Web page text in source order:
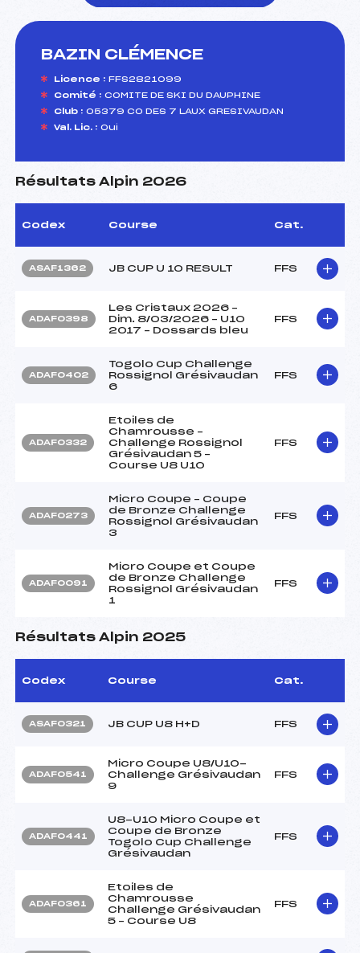
BAZIN CLÉMENCE
Licence : FFS2821099
Comité : COMITE DE SKI DU DAUPHINE
Club : 05379 CO DES 7 LAUX GRESIVAUDAN
Val. Lic. : Oui
Résultats Alpin 2026
Codex Course Cat.
ASAF1362 JB CUP U 10 RESULT FFS
ADAF0398
Les Cristaux 2026 –
Dim. 8/03/2026 – U10
2017 – Dossards bleu
FFS
ADAF0402
Togolo Cup Challenge
Rossignol Grésivaudan
6
FFS
ADAF0332
Etoiles de
Chamrousse –
Challenge Rossignol
Grésivaudan 5 –
Course U8 U10
FFS
ADAF0273
Micro Coupe – Coupe
de Bronze Challenge
Rossignol Grésivaudan
3
FFS
ADAF0091
Micro Coupe et Coupe
de Bronze Challenge
Rossignol Grésivaudan
1
FFS
Résultats Alpin 2025
Codex Course Cat.
ASAF0321 JB CUP U8 H+D FFS
ADAF0541
Micro Coupe U8/U10-
Challenge Grésivaudan
9
FFS
ADAF0441
U8-U10 Micro Coupe et
Coupe de Bronze
Togolo Cup Challenge
Grésivaudan
FFS
ADAF0361
Etoiles de
Chamrousse
Challenge Grésivaudan
5 – Course U8
FFS